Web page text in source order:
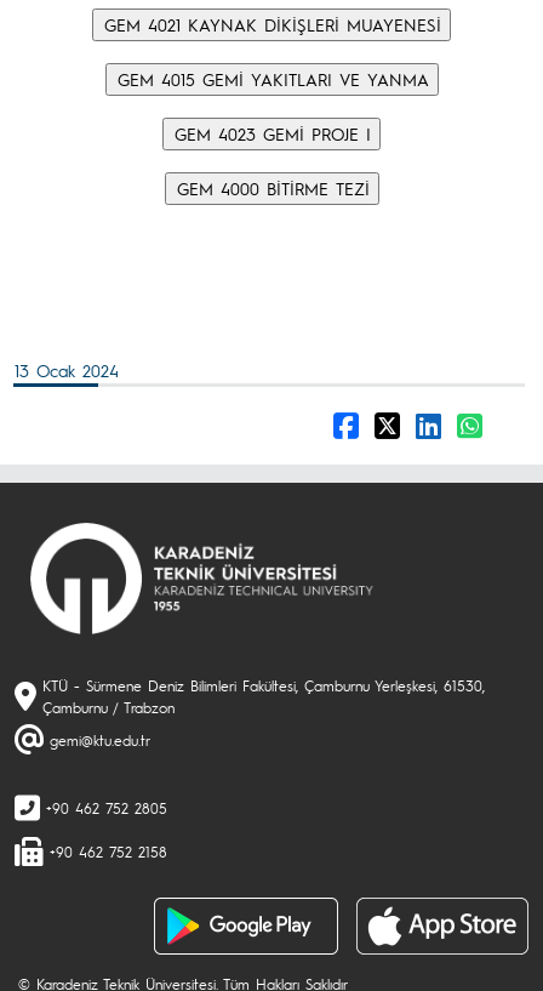
13 Ocak 2024
KTÜ - Sürmene Deniz Bilimleri Fakültesi, Çamburnu Yerleşkesi, 61530,
Çamburnu / Trabzon
gemi@ktu.edu.tr
+90 462 752 2805
+90 462 752 2158
© Karadeniz Teknik Üniversitesi. Tüm Hakları Saklıdır